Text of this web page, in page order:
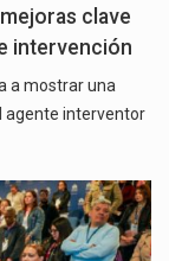
clave
intervención
a mostrar una
agente interventor